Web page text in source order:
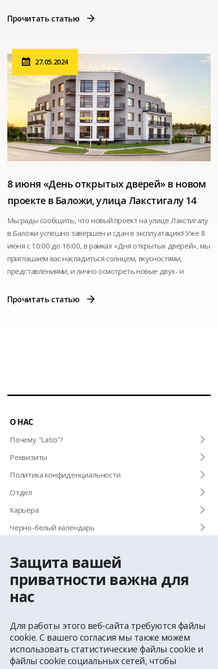
Защита вашей
приватности важна для
нас
Для работы этого веб-сайта требуются файлы
cookie. С вашего согласия мы также можем
использовать статистические файлы cookie и
файлы cookie социальных сетей, чтобы
проект реконструкции, предусматривающий
Прочитать статью
27.05.2024
8 июня «День открытых дверей» в новом
проекте в Баложи, улица Лакстигалу 14
Мы рады сообщить, что новый проект на улице Лакстигалу
в Баложи успешно завершен и сдан в эксплуатацию! Уже 8
июня с 10:00 до 16:00, в рамках «Дня открытых дверей», мы
приглашаем вас насладиться солнцем, вкусностями,
представлениями, и лично осмотреть новые двух- и
Прочитать статью
О НАС
Почему "Latio"?
Pеквизиты
Политика конфиденциальности
Отдел
Карьера
Черно-белый календарь
КОНТАКТЫ
Эл. почта
latio@latio.lv